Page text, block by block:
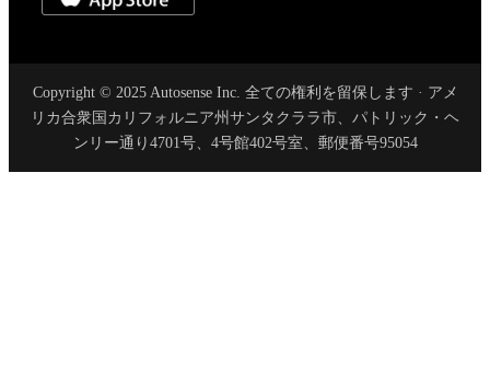
Copyright © 2025 Autosense Inc. 全ての権利を留保します · アメ
リカ合衆国カリフォルニア州サンタクララ市、パトリック・ヘ
ンリー通り4701号、4号館402号室、郵便番号95054